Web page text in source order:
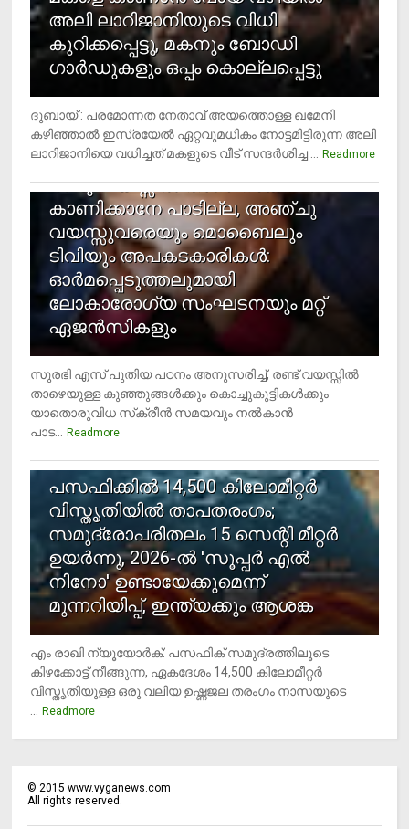
അലി ലാറിജാനിയുടെ വിധി
കുറിക്കപ്പെട്ടു, മകനും ബോഡി
ഗാര്‍ഡുകളും ഒപ്പം കൊല്ലപ്പെട്ടു
ദുബായ് : പരമോന്നത നേതാവ് അയത്തൊള്ള ഖമേനി
കഴിഞ്ഞാല്‍ ഇസ്രയേല്‍ ഏറ്റവുമധികം നോട്ടമിട്ടിരുന്ന അലി
ലാറിജാനിയെ വധിച്ചത് മകളുടെ വീട് സന്ദര്‍ശിച്ച ... Readmore
4
രണ്ടു വയസ്സില്‍ താഴെ സ്‌ക്രീന്‍
കാണിക്കാനേ പാടില്ല, അഞ്ചു
വയസ്സുവരെയും മൊബൈലും
ടിവിയും അപകടകാരികള്‍:
ഓര്‍മപ്പെടുത്തലുമായി
ലോകാരോഗ്യ സംഘടനയും മറ്റ്
ഏജന്‍സികളും
സുരഭി എസ് പുതിയ പഠനം അനുസരിച്ച്, രണ്ട് വയസ്സില്‍
താഴെയുള്ള കുഞ്ഞുങ്ങള്‍ക്കും കൊച്ചുകുട്ടികള്‍ക്കും
യാതൊരുവിധ സ്‌ക്രീന്‍ സമയവും നല്‍കാന്‍
പാട... Readmore
പസഫിക്കില്‍ 14,500 കിലോമീറ്റര്‍
വിസ്തൃതിയില്‍ താപതരംഗം;
സമുദ്രോപരിതലം 15 സെന്റി മീറ്റര്‍
ഉയര്‍ന്നു, 2026-ല്‍ 'സൂപ്പര്‍ എല്‍
നിനോ' ഉണ്ടായേക്കുമെന്ന്
മുന്നറിയിപ്പ്, ഇന്ത്യക്കും ആശങ്ക
എം രാഖി ന്യൂയോര്‍ക്: പസഫിക് സമുദ്രത്തിലൂടെ
കിഴക്കോട്ട് നീങ്ങുന്ന, ഏകദേശം 14,500 കിലോമീറ്റര്‍
വിസ്തൃതിയുള്ള ഒരു വലിയ ഉഷ്ണജല തരംഗം നാസയുടെ
... Readmore
©2015 www.vyganews.com
All rights reserved.